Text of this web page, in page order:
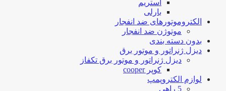
استریم
بارلی
الکتروموتورهای ضد انفجار
موتوژن ضد انفجار
بدون دسته بندی
دیزل ژنراتور و موتور برق
دیزل ژنراتور و موتور برق تکفاز
کوپر cooper
لوازم الکتروپمپ
5 راهی